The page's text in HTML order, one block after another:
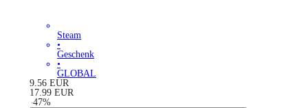
Steam
•
Geschenk
•
GLOBAL
9.56 EUR
17.99 EUR
-47%